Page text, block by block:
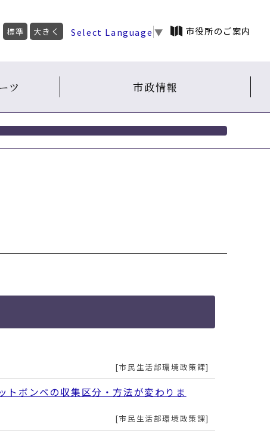
標準 大きく Select Language ▼ 市役所のご案内
ツ 市政情報
市民生活部環境政策課
トボンベの収集区分・方法が変わりま
市民生活部環境政策課